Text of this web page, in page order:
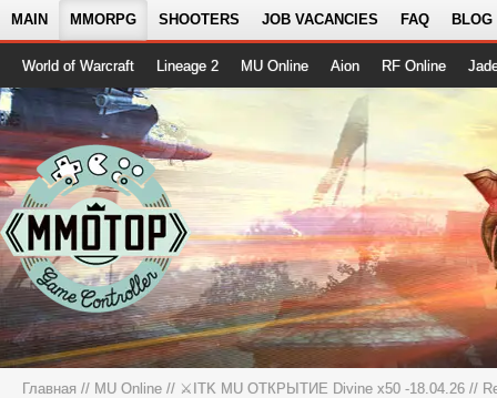
MAIN MMORPG SHOOTERS JOB VACANCIES FAQ BLOG
World of Warcraft Lineage 2 MU Online Aion RF Online
Главная // MU Online // ⚔️ITK MU ОТКРЫТИЕ Divine x50 -18.04.26 //